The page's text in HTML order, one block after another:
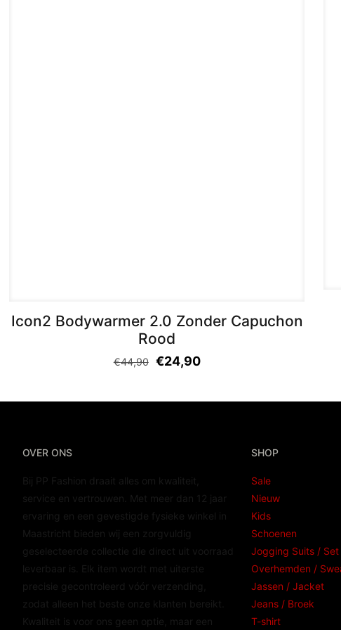
Icon2 Bodywarmer 2.0 Zonder Capuchon
Rood
€44,90 €24,90
OVER ONS
Bij PP Fashion draait alles om kwaliteit,
service en vertrouwen. Met meer dan 12 jaar
ervaring en een gevestigde fysieke winkel in
Maastricht bieden wij een zorgvuldig
geselecteerde collectie die direct uit voorraad
leverbaar is. Elk item wordt met uiterste
precisie gecontroleerd vóór verzending,
zodat alleen het beste onze klanten bereikt.
Kwaliteit is voor ons geen optie, maar een
SHOP
Sale
Nieuw
Kids
Schoenen
Jogging Suits / Set
Overhemden /
Jassen / Jacket
Jeans / Broek
T-shirt